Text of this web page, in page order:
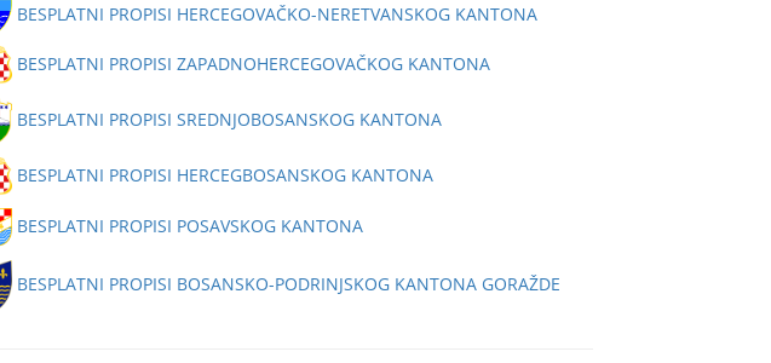
BESPLATNI PROPISI HERCEGOVAČKO-NERETVANSKOG KANTONA
BESPLATNI PROPISI ZAPADNOHERCEGOVAČKOG KANTONA
BESPLATNI PROPISI SREDNJOBOSANSKOG KANTONA
BESPLATNI PROPISI HERCEGBOSANSKOG KANTONA
BESPLATNI PROPISI POSAVSKOG KANTONA
BESPLATNI PROPISI BOSANSKO-PODRINJSKOG KANTONA GORAŽDE